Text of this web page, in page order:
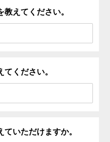
えてください。
ください。
いただけますか。